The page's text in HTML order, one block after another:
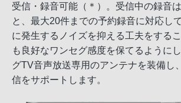
受信・録音可能（＊）。受信中の録音
と、最大20件までの予約録音に対応し
に発生するノイズを抑える工夫をする
も良好なワンセグ感度を保てるように
グTV音声放送専用のアンテナを装備し
信をサポートします。